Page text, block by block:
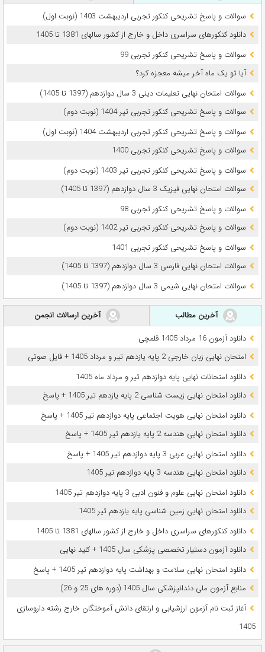
سوالات و پاسخ تشریحی کنکور تجربی اردیبهشت 1403 (نوبت اول)
دانلود کنکورهای سراسری داخل و خارج از کشور سالهای 1381 تا 1405
سوالات و پاسخ تشریحی کنکور تجربی 99
آیا تو یک ماه آخر میشه معجزه کرد؟
سوالات امتحان نهایی تعلیمات دینی 3 سال دوازدهم (1397 تا 1405)
سوالات و پاسخ تشریحی کنکور تجربی تیر 1404 (نوبت دوم)
سوالات و پاسخ تشریحی کنکور تجربی اردیبهشت 1404 (نوبت اول)
سوالات و پاسخ تشریحی کنکور تجربی 1400
سوالات و پاسخ تشریحی کنکور تجربی تیر 1403 (نوبت دوم)
سوالات امتحان نهایی فیزیک 3 سال دوازدهم (1397 تا 1405)
سوالات و پاسخ تشریحی کنکور تجربی 98
سوالات و پاسخ تشریحی کنکور تجربی تیر 1402 (نوبت دوم)
سوالات و پاسخ تشریحی کنکور تجربی 1401
سوالات امتحان نهایی فارسی 3 سال دوازدهم (1397 تا 1405)
سوالات امتحان نهایی شیمی 3 سال دوازدهم (1397 تا 1405)
آخرین مطالب
آخرین ارسالات انجمن
دانلود آزمون 16 مرداد 1405 قلمچی
امتحان نهایی زبان خارجی 2 پایه یازدهم تیر و مرداد 1405 + فایل صوتی
دانلود امتحانات نهایی پایه دوازدهم تیر و مرداد ماه 1405
دانلود امتحان نهایی زیست شناسی 2 پایه یازدهم تیر 1405 + پاسخ
دانلود امتحان نهایی هویت اجتماعی پایه دوازدهم تیر 1405 + پاسخ
دانلود امتحان نهایی هندسه 2 پایه یازدهم تیر 1405 + پاسخ
دانلود امتحان نهایی عربی 3 پایه دوازدهم تیر 1405 + پاسخ
دانلود امتحان نهایی هندسه 3 پایه دوازدهم تیر 1405
دانلود امتحان نهایی علوم و فنون ادبی 3 پایه دوازدهم تیر 1405
دانلود امتحان نهایی زمین شناسی پایه یازدهم تیر 1405
دانلود کنکورهای سراسری داخل و خارج از کشور سالهای 1381 تا 1405
دانلود آزمون دستیار تخصصی پزشکی سال 1405 + کلید نهایی
دانلود امتحان نهایی سلامت و بهداشت پایه دوازدهم تیر 1405 + پاسخ
ﻣﻨﺎﺑﻊ آزﻣﻮن ﻣﻠﯽ دندانپزشکی سال 1405 (دوره های 25 و 26)
آغاز ثبت نام آزمون‌ ارزشیابی و ارتقای دانش آموختگان خارج رشته داروسازی
1405